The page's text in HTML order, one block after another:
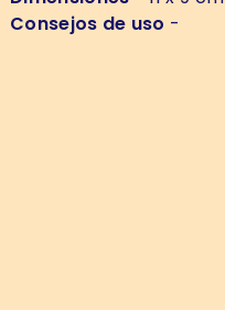
Consejos de uso -